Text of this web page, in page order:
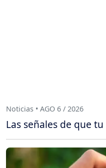
Noticias • AGO 6 / 2026
Las señales de que